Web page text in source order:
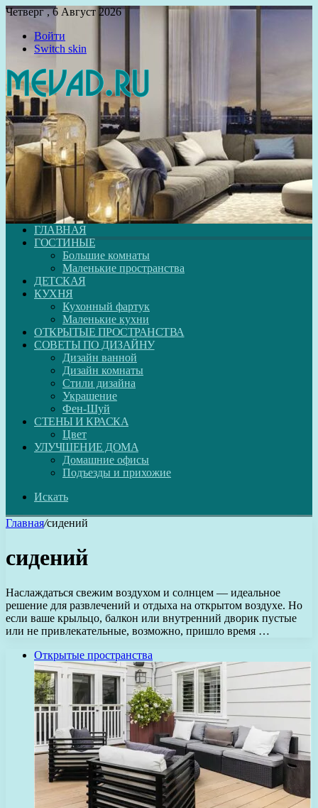
Четверг , 6 Август 2026
Войти
Switch skin
ГЛАВНАЯ
ГОСТИНЫЕ
Большие комнаты
Маленькие пространства
ДЕТСКАЯ
КУХНЯ
Кухонный фартук
Маленькие кухни
ОТКРЫТЫЕ ПРОСТРАНСТВА
СОВЕТЫ ПО ДИЗАЙНУ
Дизайн ванной
Дизайн комнаты
Стили дизайна
Украшение
Фен-Шуй
СТЕНЫ И КРАСКА
Цвет
УЛУЧШЕНИЕ ДОМА
Домашние офисы
Подъезды и прихожие
Искать
Главная/сидений
сидений
Наслаждаться свежим воздухом и солнцем — идеальное
решение для развлечений и отдыха на открытом воздухе. Но
если ваше крыльцо, балкон или внутренний дворик пустые
или не привлекательные, возможно, пришло время …
Открытые пространства